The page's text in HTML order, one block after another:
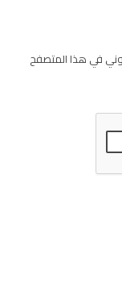
في هذا المتصفح